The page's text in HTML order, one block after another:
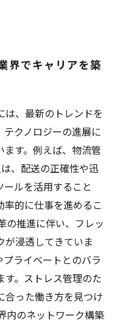
界でキャリアを築
は、最新のトレンドを
クノロジーの進展に
す。例えば、物流管
、配送の正確性や迅
ルを活用すること
的に仕事を進めるこ
の推進に伴い、フレッ
が浸透してきていま
ライベートとのバラ
す。ストレス管理のた
合った働き方を見つけ
内のネットワーク構築